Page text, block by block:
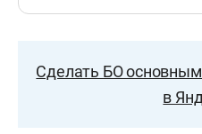
Сделать БО
в